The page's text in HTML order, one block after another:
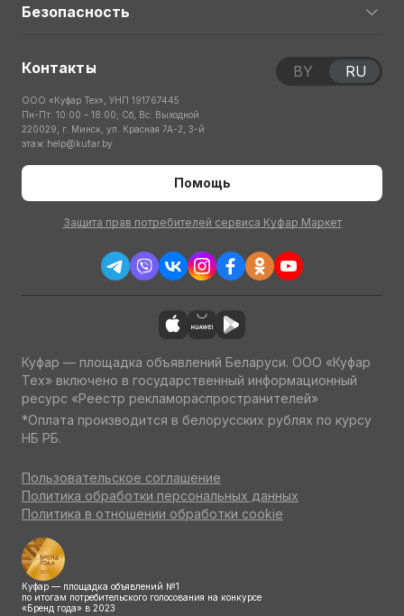
Безопасность
Контакты
ООО «Куфар Тех», УНП 191767445
Пн-Пт: 10:00 – 18:00; Сб, Вс: Выходной
220029, г. Минск, ул. Красная 7А-2, 3-й
этаж help@kufar.by
Помощь
Защита прав потребителей сервиса Куфар Маркет
BY RU
Куфар — площадка объявлений Беларуси. ООО «Куфар
Тех» включено в государственный информационный
ресурс «Реестр рекламораспространителей»
*Оплата производится в белорусских рублях по курсу
НБ РБ.
Пользовательское соглашение
Политика обработки персональных данных
Политика в отношении обработки cookie
Куфар — площадка объявлений №1
по итогам потребительского голосования на конкурсе
«Бренд года» в 2023